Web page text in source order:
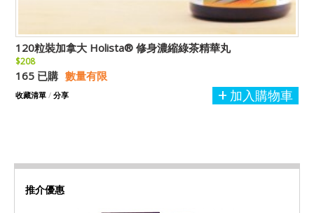
120粒裝加拿大 Holista® 修身濃縮綠茶精華丸
$208
165 已購 數量有限
加入購物車
收藏清單 / 分享
推介優惠